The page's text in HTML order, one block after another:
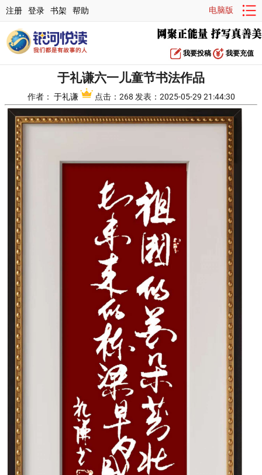
注册 登录 书架 帮助 电脑版
我要投稿 我要充值
于礼谦六一儿童节书法作品
作者： 于礼谦 点击：268 发表：2025-05-29 21:44:30